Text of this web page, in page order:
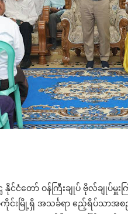
နိုင်ငံတော် ဝန်ကြီးချုပ် ဗိုလ်ချု
ကိုင်းမြို့ရှိ အသင်္ခရာ ဧည့်ရိပ်သာအ